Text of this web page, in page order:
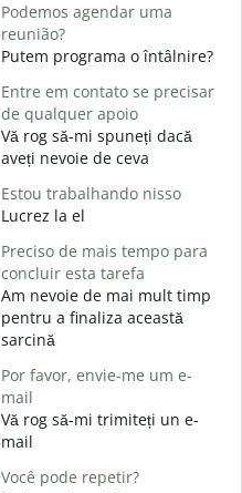
Podemos agendar uma
reunião?
Putem programa o întâlnire?
Entre em contato se precisar
de qualquer apoio
Vă rog să-mi spuneți dacă
aveți nevoie de ceva
Estou trabalhando nisso
Lucrez la el
Preciso de mais tempo para
concluir esta tarefa
Am nevoie de mai mult timp
pentru a finaliza această
sarcină
Por favor, envie-me um e-
mail
Vă rog să-mi trimiteți un e-
mail
Você pode repetir?